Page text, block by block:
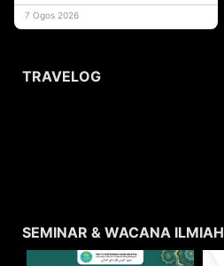
usaha
7 Ogos 2026
TRAVELOG
SEMINAR & WACANA ILMIAH